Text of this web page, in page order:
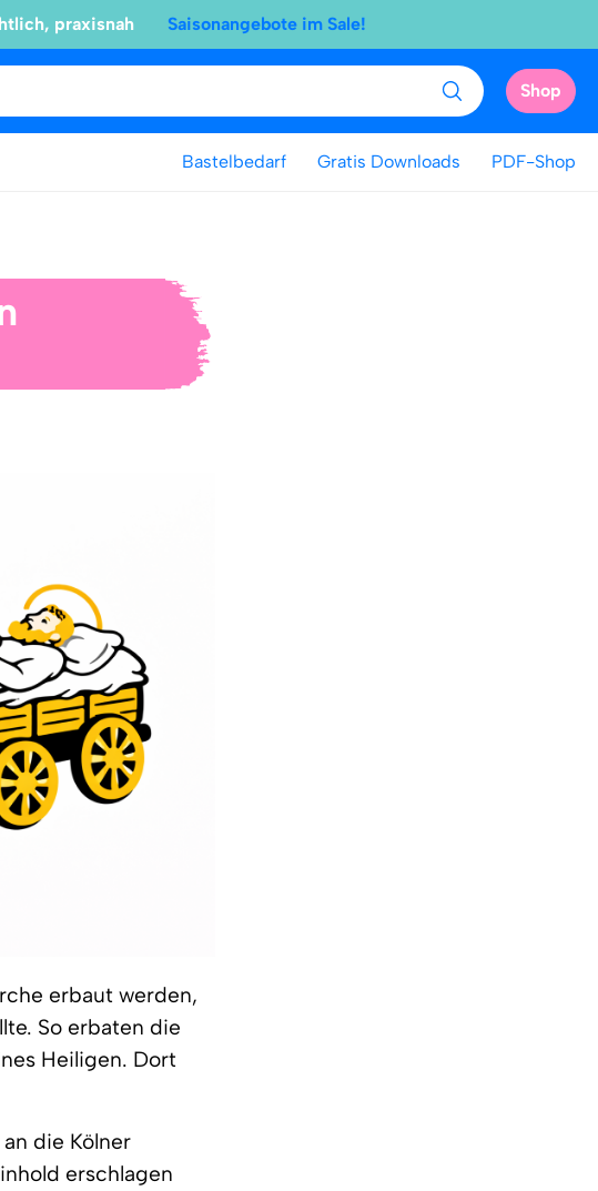
praxisnah Saisonangebote im Sale!
Shop
Bastelbedarf Gratis Downloads PDF-Shop
erbaut werden,
So erbaten die
Heiligen. Dort
die Kölner
erschlagen